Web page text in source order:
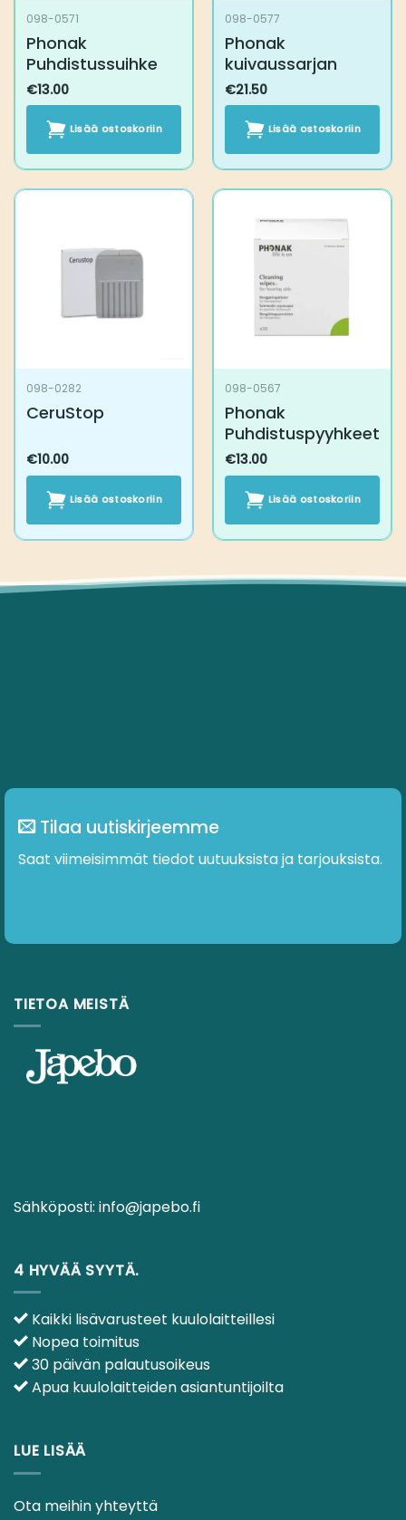
098-0571
Phonak
Puhdistussuihke
€13.00
Lisää ostoskoriin
098-0577
Phonak
kuivaussarjan
€21.50
Lisää ostoskoriin
098-0282
CeruStop
€10.00
Lisää ostoskoriin
098-0567
Phonak
Puhdistuspyyhkeet
€13.00
Lisää ostoskoriin
Tilaa uutiskirjeemme
Saat viimeisimmät tiedot uutuuksista ja tarjouksista.
TIETOA MEISTÄ
Sähköposti:info@japebo.fi
4 HYVÄÄ SYYTÄ.
Kaikki lisävarusteet kuulolaitteillesi
Nopea toimitus
30 päivän palautusoikeus
Apua kuulolaitteiden asiantuntijoilta
LUE LISÄÄ
Ota meihin yhteyttä